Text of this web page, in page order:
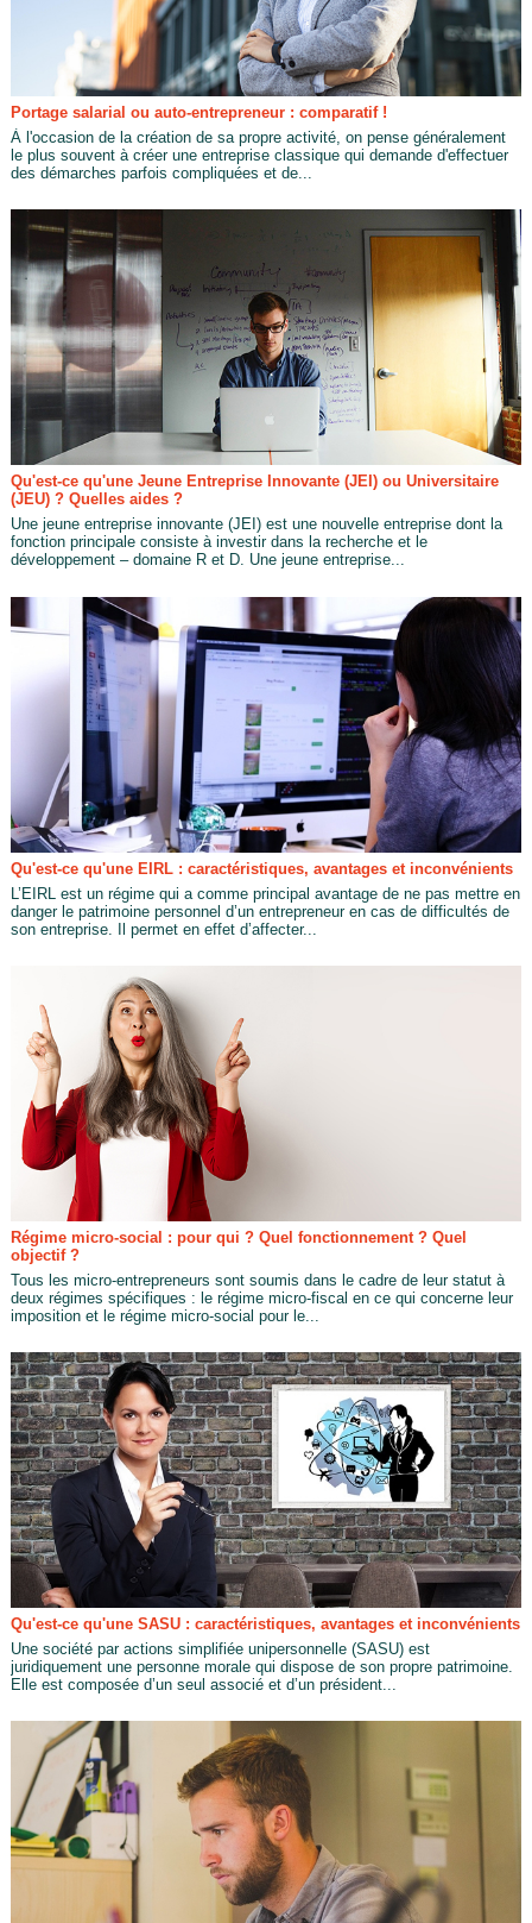
Portage salarial ou auto-entrepreneur : comparatif !
À l'occasion de la création de sa propre activité, on pense généralement
le plus souvent à créer une entreprise classique qui demande d'effectuer
des démarches parfois compliquées et de...
Qu'est-ce qu'une Jeune Entreprise Innovante (JEI) ou Universitaire
(JEU) ? Quelles aides ?
Une jeune entreprise innovante (JEI) est une nouvelle entreprise dont la
fonction principale consiste à investir dans la recherche et le
développement – domaine R et D. Une jeune entreprise...
Qu'est-ce qu'une EIRL : caractéristiques, avantages et inconvénients
L’EIRL est un régime qui a comme principal avantage de ne pas mettre en
danger le patrimoine personnel d’un entrepreneur en cas de difficultés de
son entreprise. Il permet en effet d’affecter...
Régime micro-social : pour qui ? Quel fonctionnement ? Quel
objectif ?
Tous les micro-entrepreneurs sont soumis dans le cadre de leur statut à
deux régimes spécifiques : le régime micro-fiscal en ce qui concerne leur
imposition et le régime micro-social pour le...
Qu'est-ce qu'une SASU : caractéristiques, avantages et inconvénients
Une société par actions simplifiée unipersonnelle (SASU) est
juridiquement une personne morale qui dispose de son propre patrimoine.
Elle est composée d’un seul associé et d’un président...